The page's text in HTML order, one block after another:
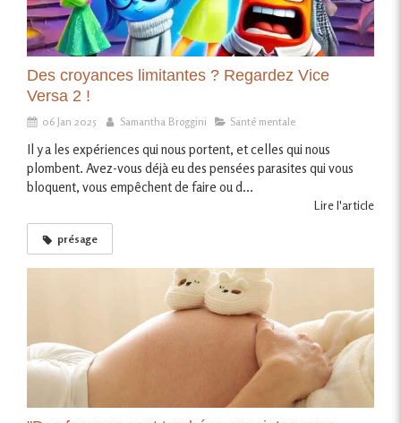
Des croyances limitantes ? Regardez Vice
Versa 2 !
06 Jan 2025 Samantha Broggini Santé mentale
Il y a les expériences qui nous portent, et celles qui nous
plombent. Avez-vous déjà eu des pensées parasites qui vous
bloquent, vous empêchent de faire ou d...
Lire l'article
présage